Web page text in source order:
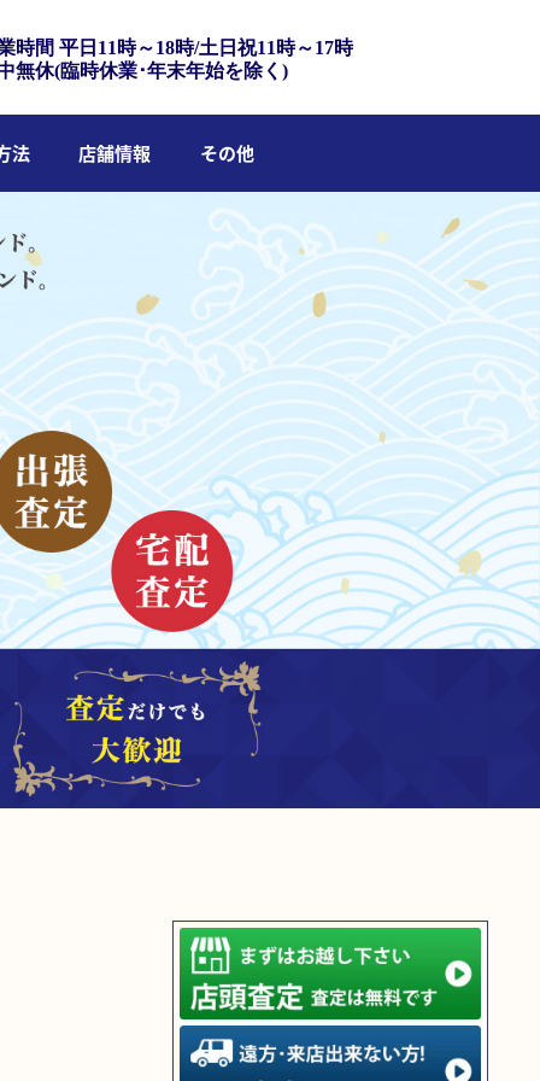
時間 平日11時～18時/土日祝11時～17時
無休(臨時休業･年末年始を除く)
法 店舗情報 その他